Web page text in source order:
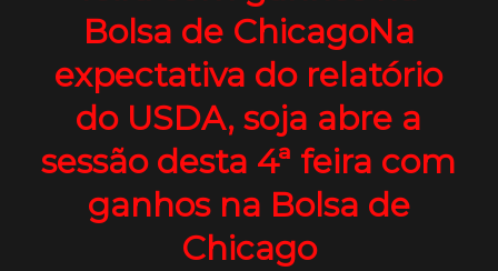
Bolsa de ChicagoNa
expectativa do relatório
do USDA, soja abre a
sessão desta 4ª feira com
ganhos na Bolsa de
Chicago